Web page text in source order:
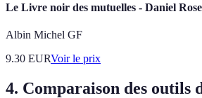
Le Livre noir des mutuelles - Daniel
Albin Michel GF
9.30 EURVoir le prix
4. Comparaison des outils